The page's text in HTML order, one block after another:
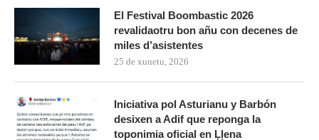
El Festival Boombastic 2026
revalidaotru bon añu con decenes de
miles d’asistentes
25 de xunetu, 2026
Iniciativa pol Asturianu y Barbón
desixen a Adif que reponga la
toponimia oficial en Ḷḷena